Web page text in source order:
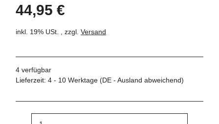
44,95 €
inkl. 19% USt. , zzgl. Versand
4 verfügbar
Lieferzeit: 4 - 10 Werktage (DE - Ausland abweichend)